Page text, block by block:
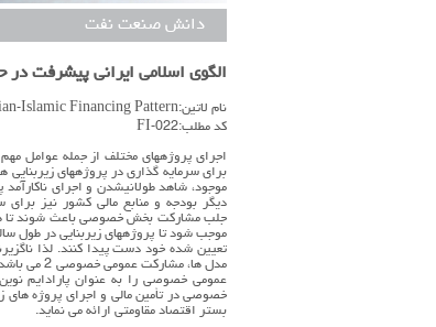
دانش صنعت نفت
الگوی اسلامی ایرانی پیشرفت در
نام لاتین:Iranian-Islamic Financing Pattern
کد مطلب:FI-022
اجرای پروژههای مختلف از جمله عوامل
برای سرمایه گذاری در پروژههای
موجود، شاهد طولانیشدن و اجرای
دیگر بودجه و منابع مالی کشور نیز
جلب مشارکت بخش خصوصی باعث شوند تا
موجب شود تا پروژههای زیربنایی در طول
تعیین شده خود دست پیدا کنند. لذا
مدل ها،
عمومی خصوصی را به عنوان پارادایم
خصوصی در تأمین مالی و اجرای پروژه های
بستر اقتصاد مقاومتی ارائه می نماید.